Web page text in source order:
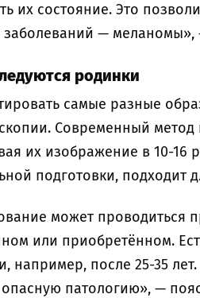
их состояние. Это
заболеваний —
родинки
самые разные
Современный метод
их изображение в 10-16
подготовки, подходит
может
или приобретённом.
например, после 25-35
опасную патологию», —